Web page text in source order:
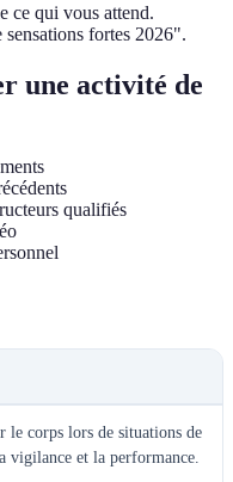
ce qui vous attend.
fortes 2026".
une activité de
qualifiés
le corps lors de situations de
vigilance et la performance.